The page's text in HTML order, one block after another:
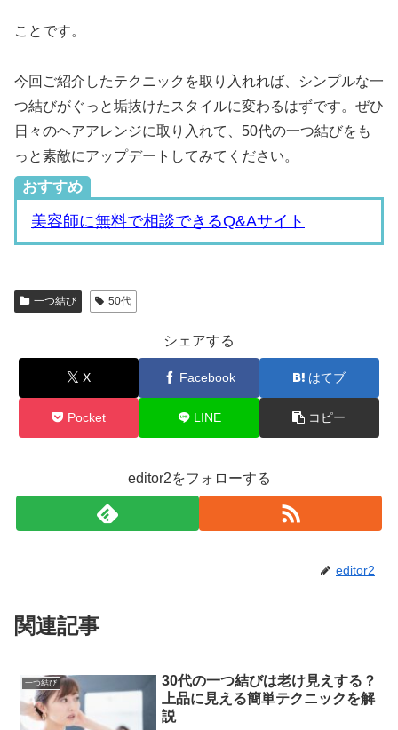
ことです。
今回ご紹介したテクニックを取り入れれば、シンプルな一
つ結びがぐっと垢抜けたスタイルに変わるはずです。ぜひ
日々のヘアアレンジに取り入れて、50代の一つ結びをも
っと素敵にアップデートしてみてください。
おすすめ
美容師に無料で相談できるQ&Aサイト
一つ結び 50代
シェアする
X Facebook はてブ
Pocket LINE コピー
editor2をフォローする
editor2
関連記事
一つ結び
30代の一つ結びは老け見えする？
上品に見える簡単テクニックを解
説